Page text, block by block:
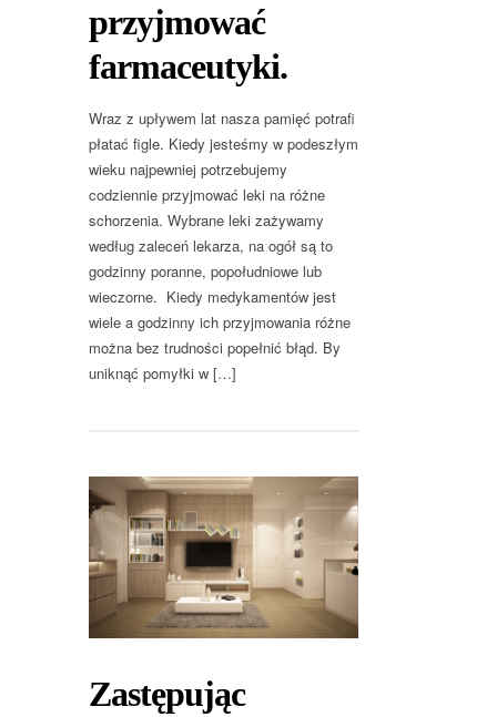
przyjmować
farmaceutyki.
Wraz z upływem lat nasza pamięć potrafi
płatać figle. Kiedy jesteśmy w podeszłym
wieku najpewniej potrzebujemy
codziennie przyjmować leki na różne
schorzenia. Wybrane leki zażywamy
według zaleceń lekarza, na ogół są to
godzinny poranne, popołudniowe lub
wieczorne. Kiedy medykamentów jest
wiele a godzinny ich przyjmowania różne
można bez trudności popełnić błąd. By
uniknąć pomyłki w […]
Zastępując